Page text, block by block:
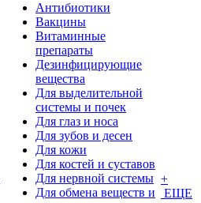
Антибиотики
Вакцины
Витаминные
препараты
Дезинфицирующие
вещества
Для выделительной
системы и почек
Для глаз и носа
Для зубов и десен
Для кожи
Для костей и суставов
Для нервной системы
Для обмена веществ и
+
ЕЩЕ